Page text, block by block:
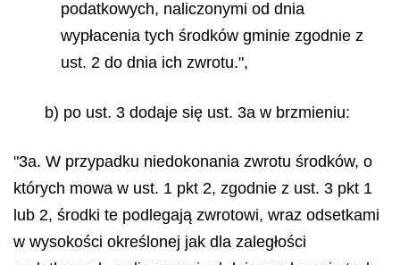
podatkowych, naliczonymi od dnia
wypłacenia tych środków gminie zgodnie z
ust. 2 do dnia ich zwrotu.",
b) po ust. 3 dodaje się ust. 3a w brzmieniu:
"3a. W przypadku niedokonania zwrotu środków, o
których mowa w ust. 1 pkt 2, zgodnie z ust. 3 pkt 1
lub 2, środki te podlegają zwrotowi, wraz odsetkami
w wysokości określonej jak dla zaległości